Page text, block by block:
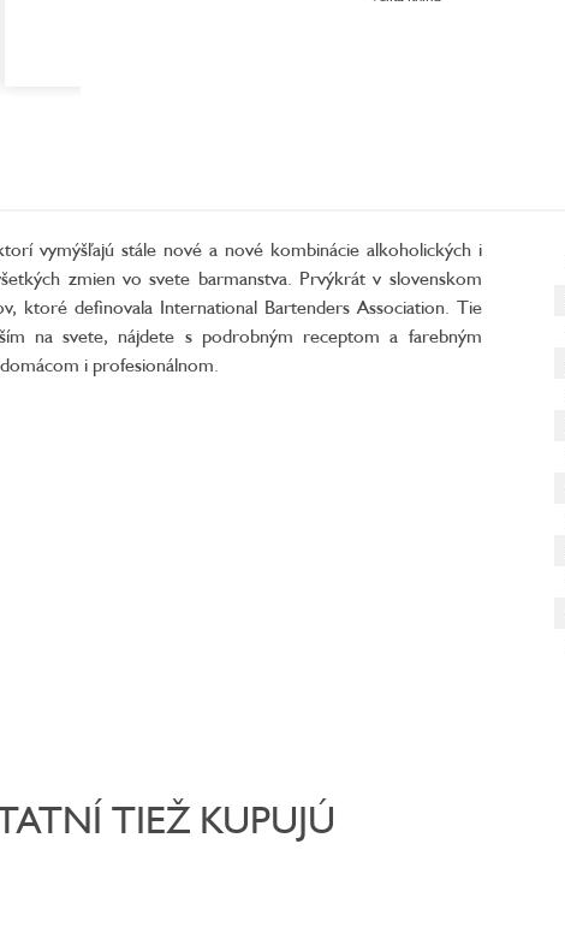
vymýšľajú stále nové a nové kombinácie alkoholických i
zmien vo svete barmanstva. Prvýkrát v slovenskom
ktoré definovala International Bartenders Association. Tie
na svete, nájdete s podrobným receptom a farebným
i profesionálnom.
TIEŽ KUPUJÚ